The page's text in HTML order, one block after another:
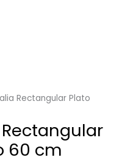
Rectangular Plato
60 cm